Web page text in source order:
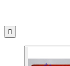
